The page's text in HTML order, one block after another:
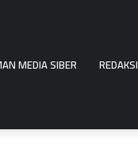
MEDIA SIBER REDAKSI